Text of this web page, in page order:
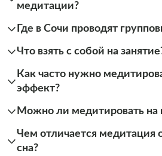
медитации?
Где в Сочи проводят
Что взять с собой на
Как часто нужно
эффект?
Можно ли медитировать на
Чем отличается медитация
сна?